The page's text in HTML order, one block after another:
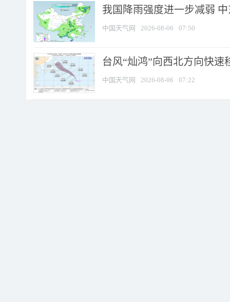
我国降雨强度进一步减弱
中国天气网 2026-08-06 07:50
台风“灿鸿”向西北方向快
中国天气网 2026-08-06 07:22